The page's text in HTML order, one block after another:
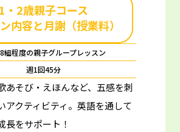
1・2歳親子コース
内容と月謝（授業料）
組程度の親子グループレッスン
週1回45分
あそび・えほんなど、五感を刺
クティビティ。 英語を通して
長をサポート！